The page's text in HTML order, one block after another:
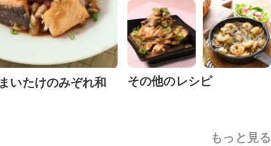
いたけのみぞれ和
その他のレシピ
もっと見る